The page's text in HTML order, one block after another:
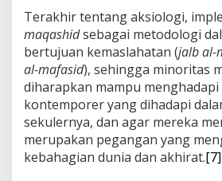
Terakhir tentang aksiologi,
maqashidsebagai metodologi
bertujuan kemaslahatan (jalb al-
al-mafasid), sehingga minoritas
diharapkan mampu
kontemporer yang dihadapi
sekulernya, dan agar mereka
merupakan pegangan yang
kebahagian dunia dan akhirat.[7]